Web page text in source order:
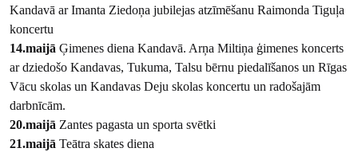
Kandavā ar Imanta Ziedoņa jubilejas atzīmēšanu Raimonda Tiguļa
koncertu
14.maijā Ģimenes diena Kandavā. Arņa Miltiņa ģimenes koncerts
ar dziedošo Kandavas, Tukuma, Talsu bērnu piedalīšanos un Rīgas
Vācu skolas un Kandavas Deju skolas koncertu un radošajām
darbnīcām.
20.maijā Zantes pagasta un sporta svētki
21.maijā Teātra skates diena